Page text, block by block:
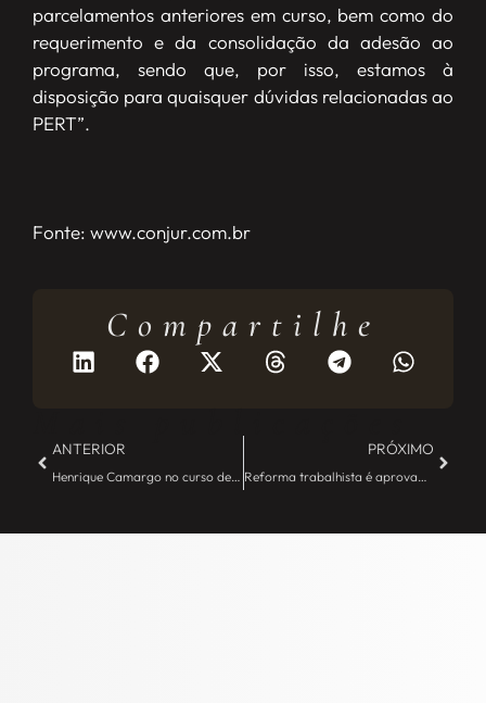
parcelamentos anteriores em curso, bem como do
requerimento e da consolidação da adesão ao
programa, sendo que, por isso, estamos à
disposição para quaisquer dúvidas relacionadas ao
PERT”.
Fonte: www.conjur.com.br
Compartilhe
ANTERIOR
Henrique Camargo no curso de Law's Professional Legal Education Program – JE Camargo
PRÓXIMO
Reforma trabalhista é aprovada no Senado; confira o que muda na lei. – JE Camargo